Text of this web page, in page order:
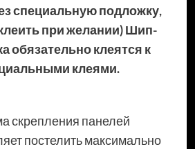
специальную подложку,
при желании) Шип-
обязательно клеятся к
клеями.
скрепления панелей
постелить максимально